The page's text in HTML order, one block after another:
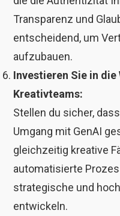
Transparenz und
entscheidend, um
aufzubauen.
Investieren Sie in
Kreativteams:
Stellen du sicher,
Umgang mit GenAI
gleichzeitig kreative
automatisierte
strategische und
entwickeln.